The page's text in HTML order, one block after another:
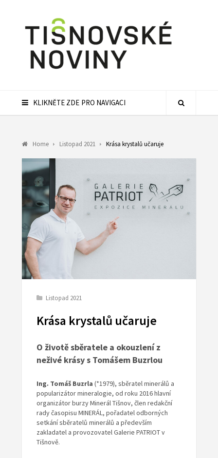
KLIKNĚTE ZDE PRO NAVIGACI
Home Listopad 2021 Krása krystalů učaruje
Listopad 2021
Krása krystalů učaruje
O životě sběratele a okouzlení z
neživé krásy s Tomášem Buzrlou
Ing. Tomáš Buzrla (*1979), sběratel minerálů a
popularizátor mineralogie, od roku 2016 hlavní
organizátor burzy Minerál Tišnov, člen redakční
rady časopisu MINERÁL, pořadatel odborných
setkání sběratelů minerálů a především
zakladatel a provozovatel Galerie PATRIOT v
Tišnově.